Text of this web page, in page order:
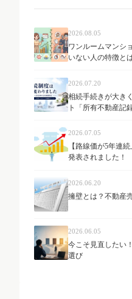
2026.08.05
ワンルームマンシ
いない人の特徴と
2026.07.20
相続手続きが大き
ト「所有不動産記
2026.07.05
【路線価が5年連
発表されました！
2026.06.20
擁壁とは？不動産
2026.06.05
今こそ見直したい
選び